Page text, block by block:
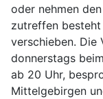
oder nehmen
zutreffen
verschieben. Die
donnerstags
ab 20 Uhr,
Mittelgebirgen